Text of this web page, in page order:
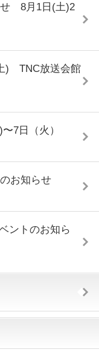
せ 8月1日(土)2
) TNC放送会館
7日（火）
お知らせ
ントのお知ら